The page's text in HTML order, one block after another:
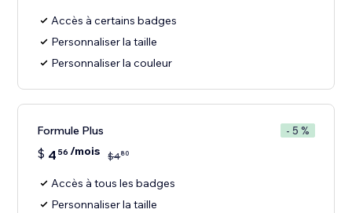
Accès à certains badges
Personnaliser la taille
Personnaliser la couleur
Formule Plus - 5 %
$ 4 56 /mois $480
Accès à tous les badges
Personnaliser la taille